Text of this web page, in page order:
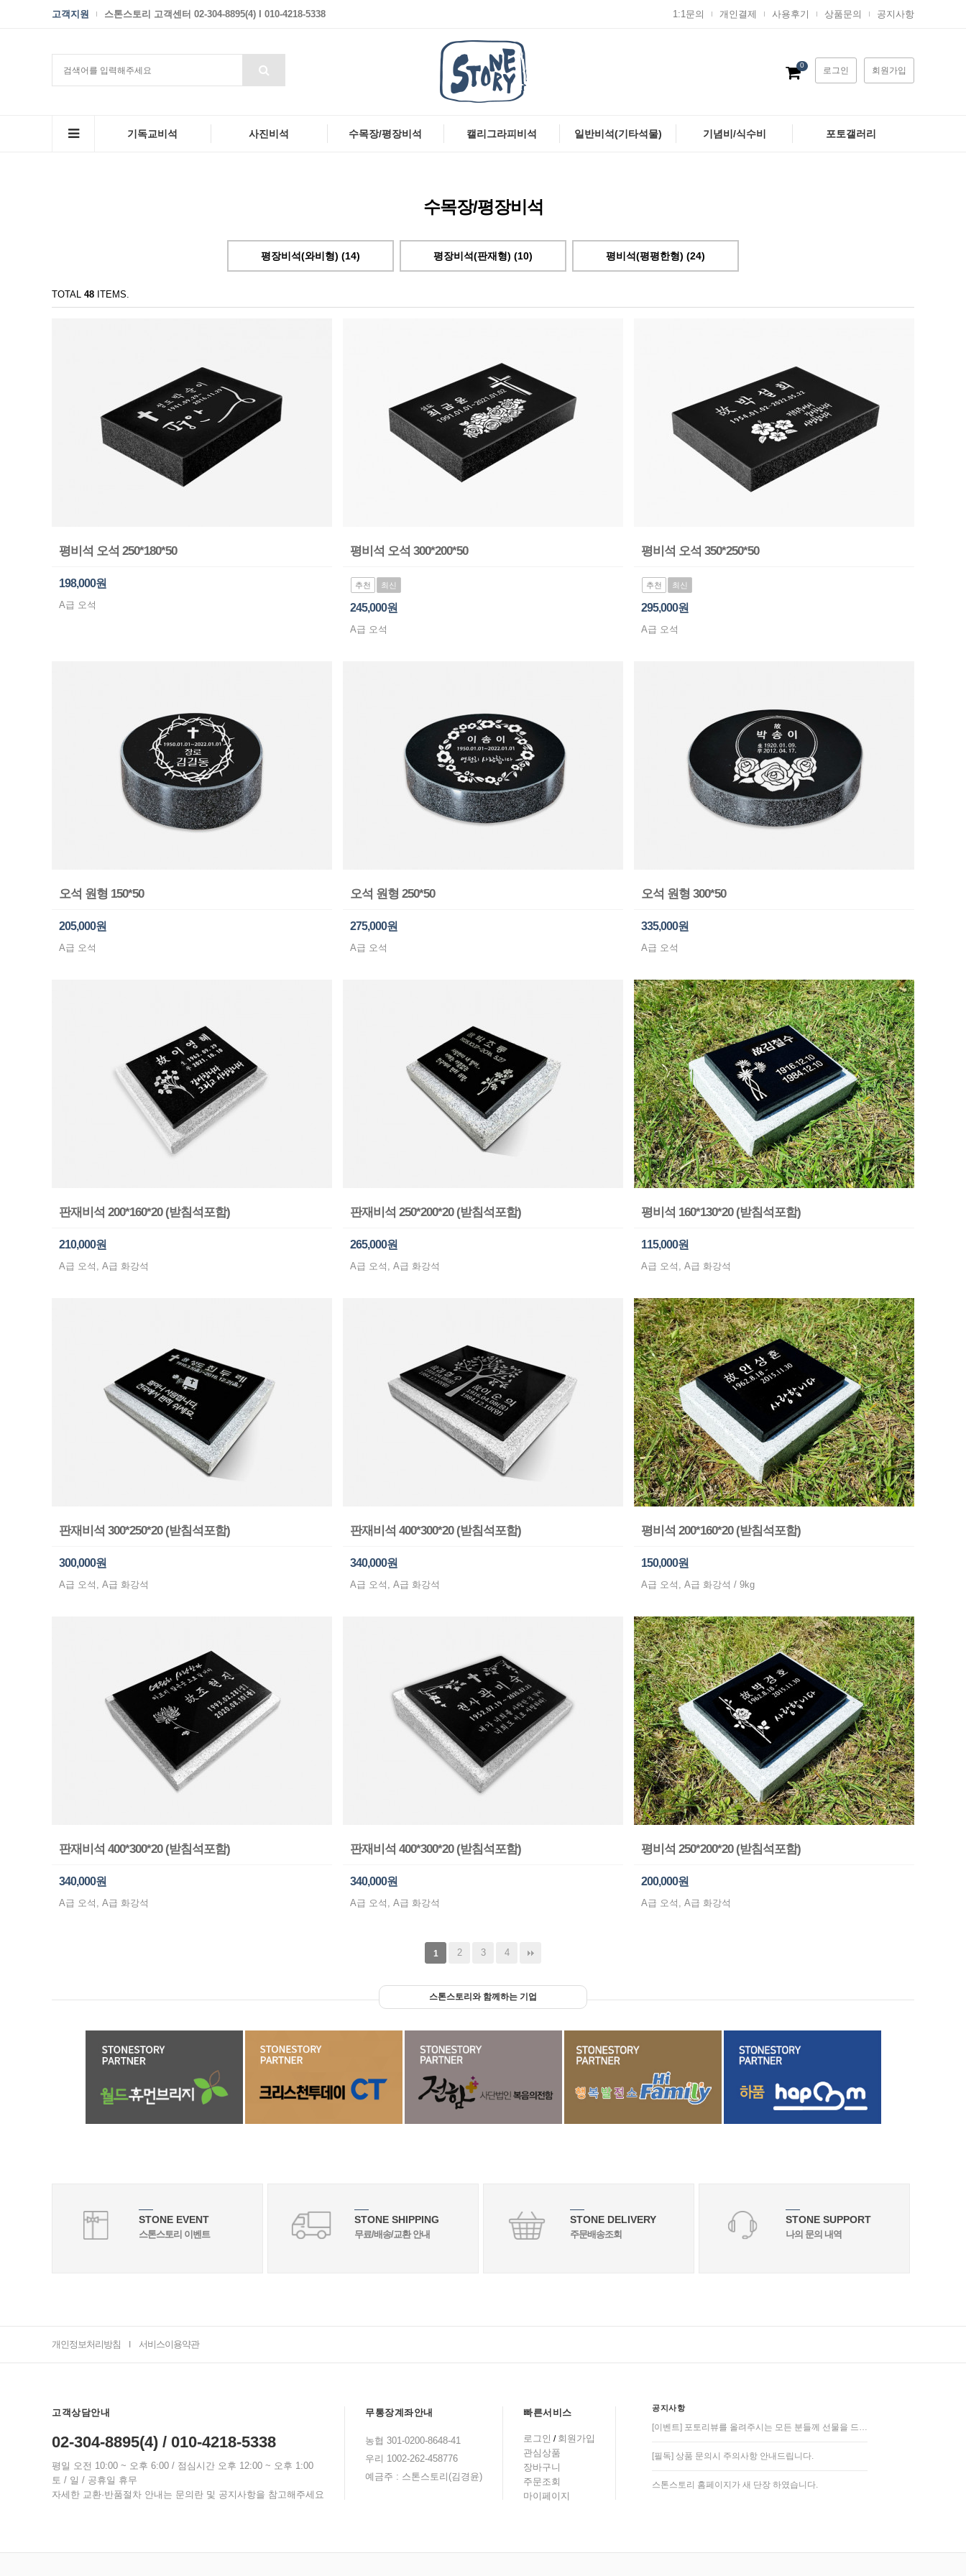
고객지원 스톤스토리 고객센터 02-304-8895(4) I 010-4218-5338 1:1문의 개인결제 사용후기 상품문의 공지사항
0
로그인 회원가입
기독교비석 사진비석 수목장/평장비석 캘리그라피비석 일반비석(기타석물) 기념비/식수비 포토갤러리
수목장/평장비석
평장비석(와비형) (14) 평장비석(판재형) (10) 평비석(평평한형) (24)
TOTAL 48 ITEMS.
평비석 오석 250*180*50
198,000원
A급 오석
평비석 오석 300*200*50
추천 최신
245,000원
A급 오석
평비석 오석 350*250*50
추천 최신
295,000원
A급 오석
오석 원형 150*50
205,000원
A급 오석
오석 원형 250*50
275,000원
A급 오석
오석 원형 300*50
335,000원
A급 오석
판재비석 200*160*20 (받침석포함)
210,000원
A급 오석, A급 화강석
판재비석 250*200*20 (받침석포함)
265,000원
A급 오석, A급 화강석
평비석 160*130*20 (받침석포함)
115,000원
A급 오석, A급 화강석
판재비석 300*250*20 (받침석포함)
300,000원
A급 오석, A급 화강석
판재비석 400*300*20 (받침석포함)
340,000원
A급 오석, A급 화강석
평비석 200*160*20 (받침석포함)
150,000원
A급 오석, A급 화강석 / 9kg
판재비석 400*300*20 (받침석포함)
340,000원
A급 오석, A급 화강석
판재비석 400*300*20 (받침석포함)
340,000원
A급 오석, A급 화강석
평비석 250*200*20 (받침석포함)
200,000원
A급 오석, A급 화강석
1 2 3 4
스톤스토리와 함께하는 기업
STONE EVENT
스톤스토리 이벤트
STONE SHIPPING
무료/배송/교환 안내
STONE DELIVERY
주문배송조회
STONE SUPPORT
나의 문의 내역
개인정보처리방침 서비스이용약관
고객상담안내
02-304-8895(4) / 010-4218-5338
평일 오전 10:00 ~ 오후 6:00 / 점심시간 오후 12:00 ~ 오후 1:00
토 / 일 / 공휴일 휴무
자세한 교환·반품절차 안내는 문의란 및 공지사항을 참고해주세요
무통장계좌안내
농협 301-0200-8648-41
우리 1002-262-458776
예금주 : 스톤스토리(김경윤)
빠른서비스
로그인 / 회원가입
관심상품
장바구니
주문조회
마이페이지
공지사항
[이벤트] 포토리뷰를 올려주시는 모든 분들께 선물을 드…
[필독] 상품 문의시 주의사항 안내드립니다.
스톤스토리 홈페이지가 새 단장 하였습니다.